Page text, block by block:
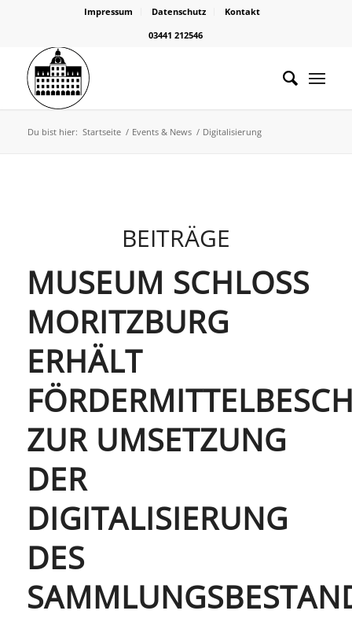
Impressum Datenschutz
Kontakt
03441 212546
Du bist hier: Startseite / Events & News / Digitalisierung
BEITRÄGE
MUSEUM SCHLOSS
MORITZBURG
ERHÄLT
ZUR UMSETZUNG
DER
DIGITALISIERUNG
DES